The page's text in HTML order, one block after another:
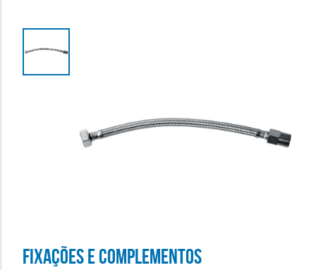
FIXAçõES E COMPLEMENTOS